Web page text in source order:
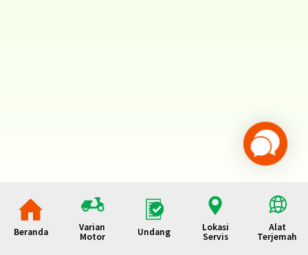
Beranda
Varian
Motor
Undang
Lokasi
Servis
Alat
Terjemah